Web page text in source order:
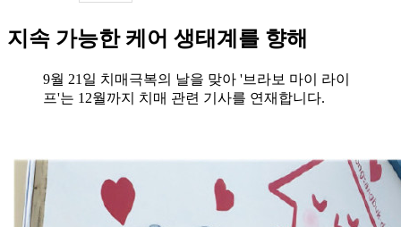
지속 가능한 케어 생태계를 향해
9월 21일 치매극복의 날을 맞아 '브라보 마이 라이
프'는 12월까지 치매 관련 기사를 연재합니다.